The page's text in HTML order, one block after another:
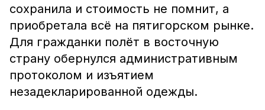
сохранила и стоимость не помнит, а
приобретала всё на пятигорском рынке.
Для гражданки полёт в восточную
страну обернулся административным
протоколом и изъятием
незадекларированной одежды.